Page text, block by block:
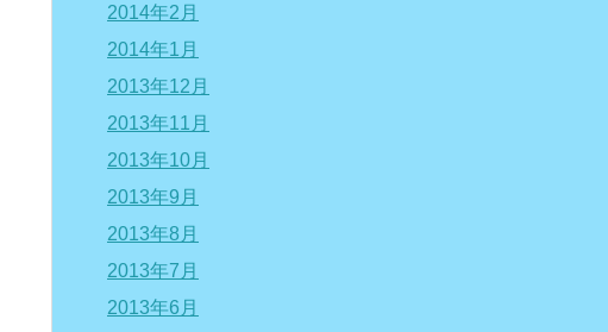
2014年2月
2014年1月
2013年12月
2013年11月
2013年10月
2013年9月
2013年8月
2013年7月
2013年6月